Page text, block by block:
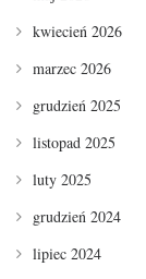
kwiecień 2026
marzec 2026
grudzień 2025
listopad 2025
luty 2025
grudzień 2024
lipiec 2024